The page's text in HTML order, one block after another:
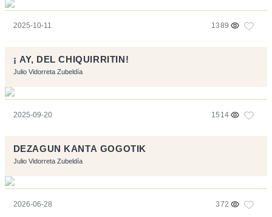
2025-10-11 1389
¡ AY, DEL CHIQUIRRITIN!
Julio Vidorreta Zubeldía
2025-09-20 1514
DEZAGUN KANTA GOGOTIK
Julio Vidorreta Zubeldía
2026-06-28 372